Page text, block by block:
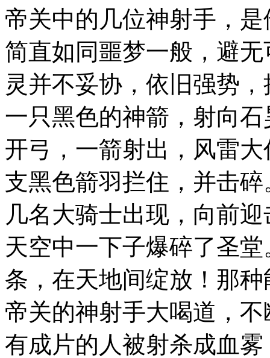
帝关中的几位神射手，
简直如同噩梦一般，避
灵并不妥协，依旧强势
一只黑色的神箭，射向
开弓，一箭射出，风雷
支黑色箭羽拦住，并击
几名大骑士出现，向前
天空中一下子爆碎了圣
条，在天地间绽放！那
帝关的神射手大喝道，
有成片的人被射杀成血